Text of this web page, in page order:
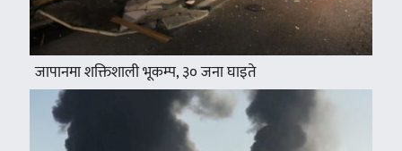
जापानमा शक्तिशाली भूकम्प, ३० जना घाइते